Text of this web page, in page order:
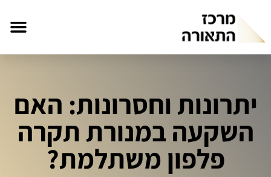
יתרונות וחסרונות: האם
השקעה במנורת תקרה
פלפון משתלמת?